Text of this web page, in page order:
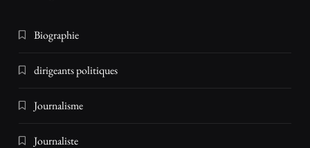
Biographie
dirigeants politiques
Journalisme
Journaliste